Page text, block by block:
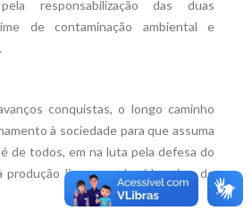
responsabilização das duas
de contaminação ambiental e
conquistas, o longo caminho
à sociedade para que assuma
de todos, em na luta pela defesa do
produção limpa e pela vida acima do